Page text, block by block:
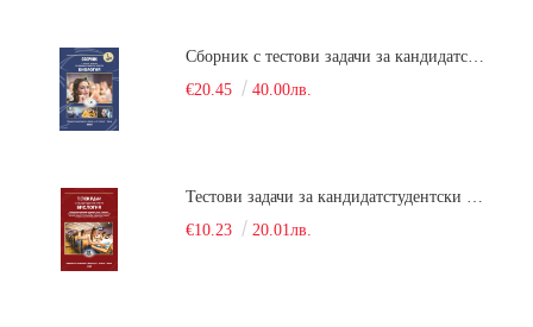
Сборник с тестови задачи за кандидатстудентски изпит по биология върху учебния материал за задължителна и профилирана подготовка, изучаван в средния курс на обучение. Част 2
€20.45
40.00лв.
Тестови задачи за кандидатстудентски изпит по биология. Сборник
€10.23
20.01лв.